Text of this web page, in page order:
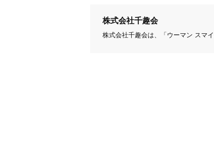
株式会社千趣会
株式会社千趣会は、「ウーマン スマ